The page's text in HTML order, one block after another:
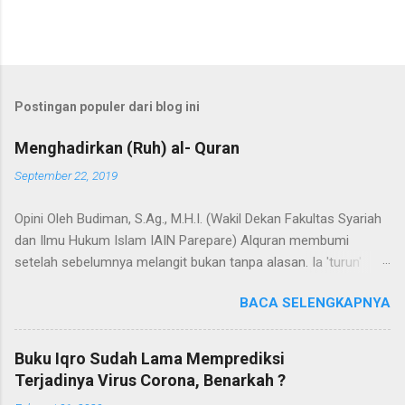
Postingan populer dari blog ini
Menghadirkan (Ruh) al- Quran
September 22, 2019
Opini Oleh Budiman, S.Ag., M.H.I. (Wakil Dekan Fakultas Syariah
dan Ilmu Hukum Islam IAIN Parepare) Alquran membumi
setelah sebelumnya melangit bukan tanpa alasan. Ia 'turun'
hudan (panduan) bagi segenap manusia dalam hidup dan
kehidupannya. Selain itu, Alquran adalah Annur dan Nur
(cahaya). Kedua terma ini menunjuk pada nama dan fungsi
Alquran yang dapat bermakna "cahaya" yang menerangi bumi,
langit, hati, bahkan semesta. Agaknya tidak berlebihan apabila
BACA SELENGKAPNYA
Buku Iqro Sudah Lama Memprediksi
Terjadinya Virus Corona, Benarkah ?